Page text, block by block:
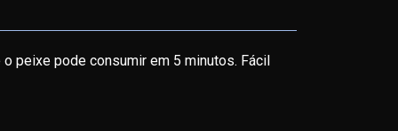
peixe pode consumir em 5 minutos. Fácil